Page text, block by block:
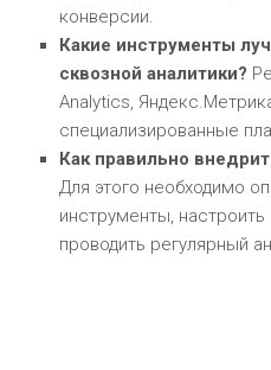
конверсии.
Какие инструменты
сквозной аналитики?
Analytics,
специализированные
Как правильно
Для этого необходимо
инструменты,
проводить регулярный